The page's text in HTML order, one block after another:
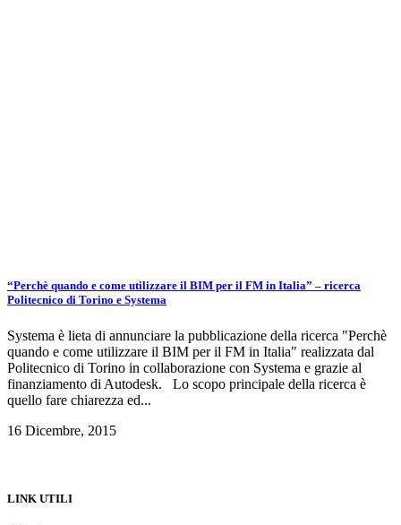
“Perchè quando e come utilizzare il BIM per il FM in Italia” – ricerca
Politecnico di Torino e Systema
Systema è lieta di annunciare la pubblicazione della ricerca "Perchè
quando e come utilizzare il BIM per il FM in Italia" realizzata dal
Politecnico di Torino in collaborazione con Systema e grazie al
finanziamento di Autodesk. Lo scopo principale della ricerca è
quello fare chiarezza ed...
16 Dicembre, 2015
LINK UTILI